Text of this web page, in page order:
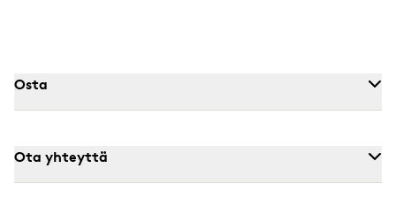
Osta
Ota yhteyttä